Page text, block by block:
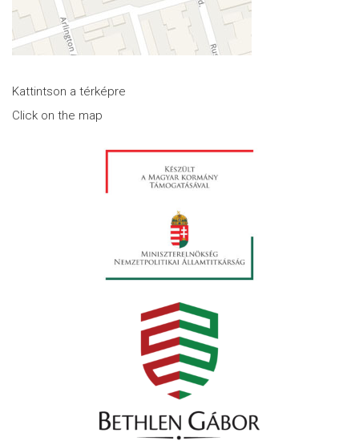
Kattintson a térképre
Click on the map